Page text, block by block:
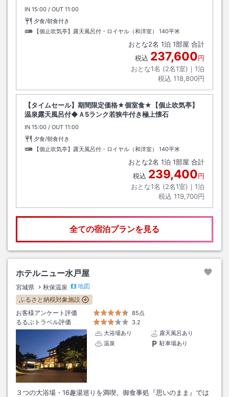
IN チェックイン
15:00 / OUT チェックアウト
11:00
夕食/朝食付き
【個止吹気亭】露天風呂付・ロイヤル（和洋室）
140平米
おとな2名 1泊 1部屋 合計
税込 237,600円
おとな1名 (2名1室)｜ 1泊
税込 118,800円
【タイムセール】期間限定価格★個室食★【個止吹気亭】
温泉露天風呂付◆Ａ5ランク若狭牛付き極上懐石
IN チェックイン
15:00 / OUT チェックアウト
11:00
夕食/朝食付き
【個止吹気亭】露天風呂付・ロイヤル（和洋室）
140平米
おとな2名 1泊 1部屋 合計
税込 239,400円
おとな1名 (2名1室)｜ 1泊
税込 119,700円
全ての宿泊プランを見る
ホテルニュー水戸屋
宮城県 秋保温泉
地図
ふるさと納税対象施設
お客様アンケート評価
85点
るるぶトラベル評価
3.2
大浴場あり
露天風呂あり
温泉
駐車場あり
３つの大浴場・16趣湯巡りを満喫。御食事処『思いのまま』では